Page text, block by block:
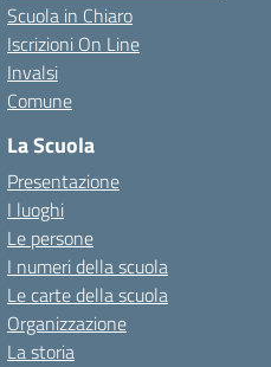
Scuola in Chiaro
Iscrizioni On Line
Invalsi
Comune
La Scuola
Presentazione
I luoghi
Le persone
I numeri della scuola
Le carte della scuola
Organizzazione
La storia